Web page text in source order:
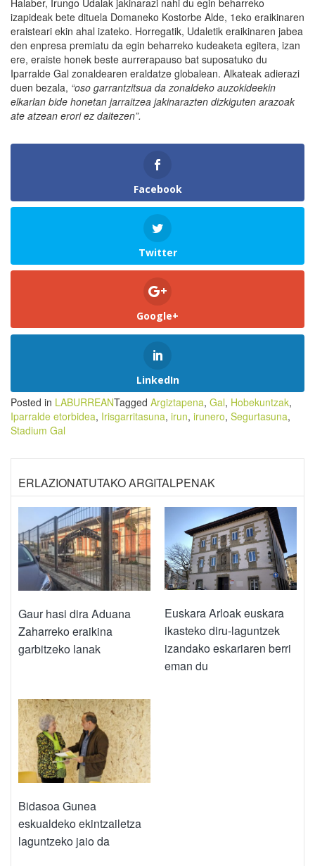
izapideak bete dituela Domaneko Kostorbe Alde, 1eko eraikinaren
eraisteari ekin ahal izateko. Horregatik, Udaletik eraikinaren jabea
den enpresa premiatu da egin beharreko kudeaketa egitera, izan
ere, eraiste honek beste aurrerapauso bat suposatuko du
Iparralde Gal zonaldearen eraldatze globalean. Alkateak adierazi
duen bezala, “oso garrantzitsua da zonaldeko auzokideekin
elkarlan bide honetan jarraitzea jakinarazten dizkiguten arazoak
ate atzean erori ez daitezen”.
Facebook
Twitter
Google+
LinkedIn
Posted in LABURREANTagged Argiztapena, Gal, Hobekuntzak,
Iparralde etorbidea, Irisgarritasuna, irun, irunero, Segurtasuna,
Stadium Gal
ERLAZIONATUTAKO ARGITALPENAK
Gaur hasi dira Aduana
Zaharreko eraikina
garbitzeko lanak
Euskara Arloak euskara
ikasteko diru-laguntzek
izandako eskariaren berri
eman du
Bidasoa Gunea
eskualdeko ekintzailetza
laguntzeko jaio da